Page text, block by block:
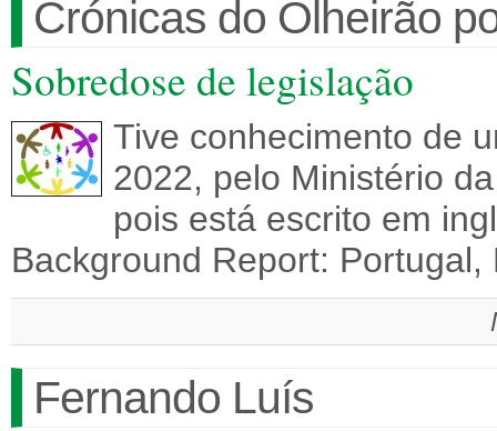
Crónicas do Olheirão
Sobredose de legislação
Tive conhecimento de
2022, pelo Ministério
pois está escrito em
Background Report:
Fernando Luís